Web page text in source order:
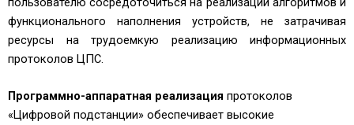
функционального наполнения устройств, не затрачивая
ресурсы на трудоемкую реализацию информационных
протоколов ЦПС.
Программно-аппаратная реализация протоколов
«Цифровой подстанции» обеспечивает высокие